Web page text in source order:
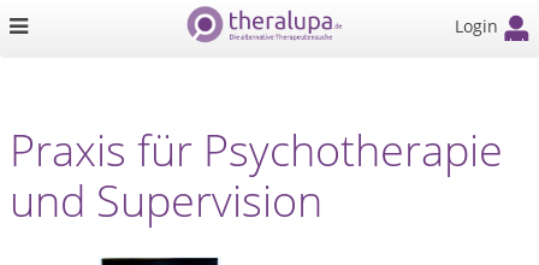
Login
Praxis für Psychotherapie
und Supervision